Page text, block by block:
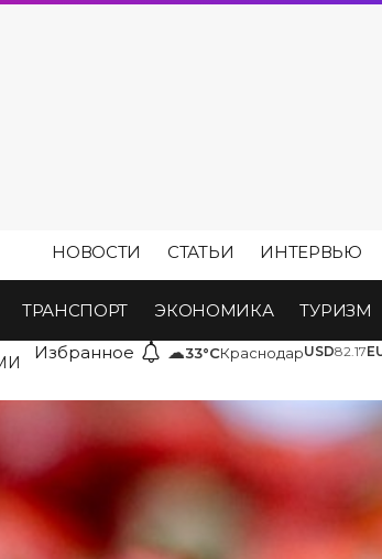
НОВОСТИ СТАТЬИ ИНТЕРВЬЮ
ТРАНСПОРТ ЭКОНОМИКА ТУРИЗМ
Избранное ☁33°CКраснодарUSD82.17